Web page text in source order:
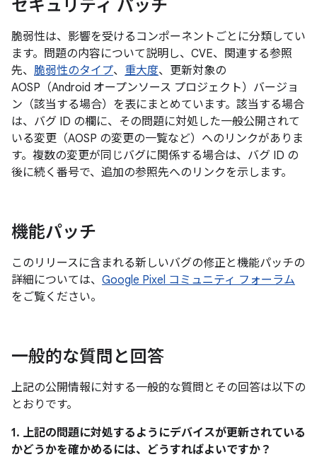
セキュリティ パッチ
脆弱性は、影響を受けるコンポーネントごとに分類してい
ます。問題の内容について説明し、CVE、関連する参照
先、 脆弱性のタイプ、 重大度、更新対象の
AOSP（Android オープンソース プロジェクト）バージョ
ン（該当する場合）を表にまとめています。該当する場合
は、バグ ID の欄に、その問題に対処した一般公開されて
いる変更（AOSP の変更の一覧など）へのリンクがありま
す。複数の変更が同じバグに関係する場合は、バグ ID の
後に続く番号で、追加の参照先へのリンクを示します。
機能パッチ
このリリースに含まれる新しいバグの修正と機能パッチの
詳細については、 Google Pixel コミュニティ フォーラム
をご覧ください。
一般的な質問と回答
上記の公開情報に対する一般的な質問とその回答は以下の
とおりです。
1. 上記の問題に対処するようにデバイスが更新されている
かどうかを確かめるには、どうすればよいですか？